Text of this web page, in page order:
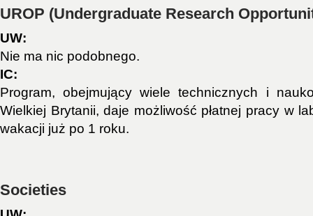
UROP (Undergraduate Research
UW:
Nie ma nic podobnego.
IC:
Program, obejmujący wiele technicznych i
Wielkiej Brytanii, daje możliwość płatnej pracy w
wakacji już po 1 roku.
Societies